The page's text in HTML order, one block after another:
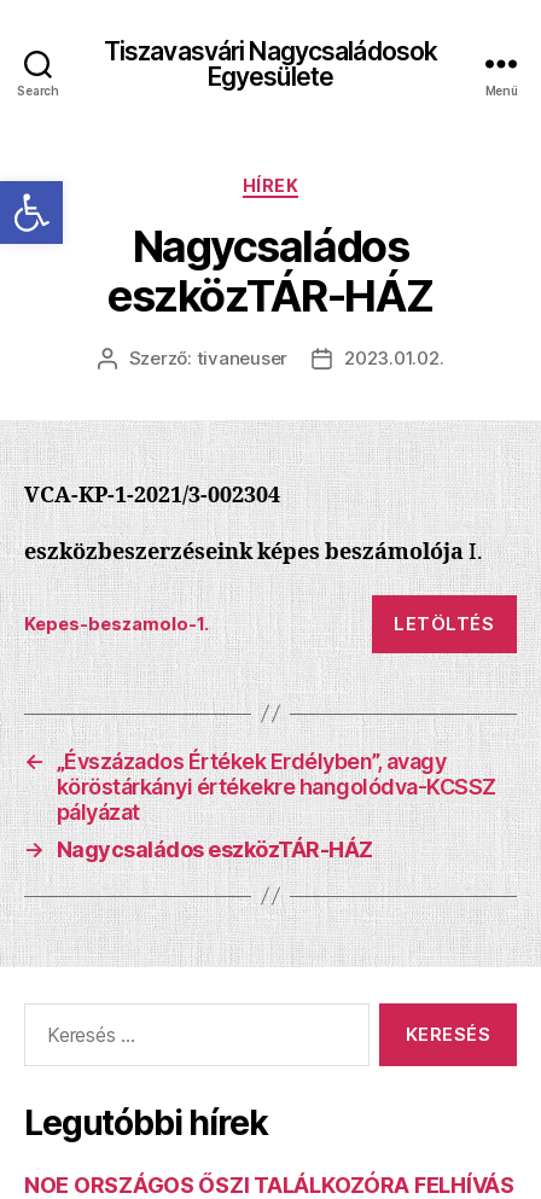
Eszköztár megnyitása
Search
Tiszavasvári Nagycsaládosok
Egyesülete
Menü
Kategóriák
HÍREK
Nagycsaládos
eszközTÁR-HÁZ
Bejegyzés
Szerző: tivaneuser
Bejegyzés
2023.01.02.
VCA-KP-1-2021/3-002304
eszközbeszerzéseink képes beszámolójaI.
Kepes-beszamolo-1. LETÖLTÉS
← „Évszázados Értékek Erdélyben”, avagy
köröstárkányi értékekre hangolódva-KCSSZ
pályázat
→ Nagycsaládos eszközTÁR-HÁZ
Legutóbbi hírek
NOE ORSZÁGOS ŐSZI TALÁLKOZÓRA FELHÍVÁS